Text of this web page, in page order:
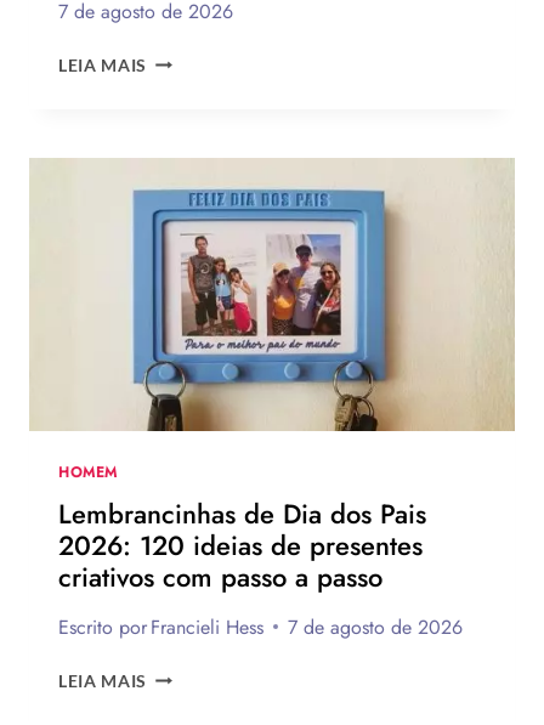
7 de agosto de 2026
LEIA MAIS CESTA
DOS
PAIS:
MAIS
IDEIAS
INSPIRAR
A
MONTAR
PRESENTEAR
OU
HOMEM
Lembrancinhas de Dia dos Pais
2026: 120 ideias de presentes
criativos com passo a passo
Escrito porFrancieli Hess 7 de agosto de 2026
LEIA MAIS LEMBRANCINHAS